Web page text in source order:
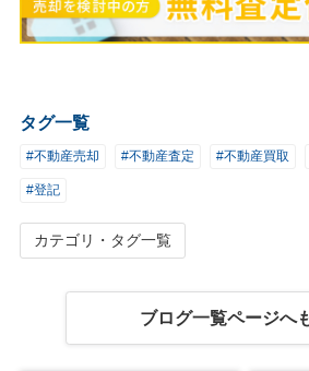
タグ一覧
#不動産売却 #不動産査定 #不動産買取
#登記
カテゴリ・タグ一覧
ブログ一覧ページへ